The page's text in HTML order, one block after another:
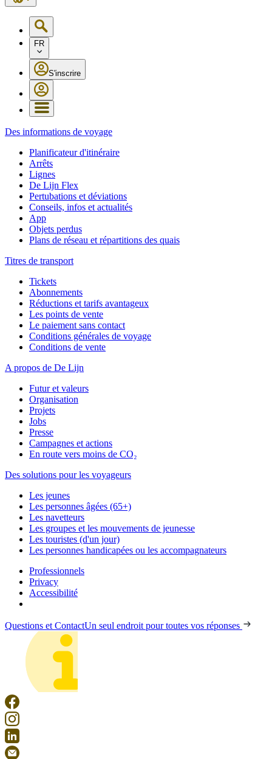
FR
S'inscrire
Des informations de voyage
Planificateur d'itinéraire
Arrêts
Lignes
De Lijn Flex
Pertubations et déviations
Conseils, infos et actualités
App
Objets perdus
Plans de réseau et répartitions des quais
Titres de transport
Tickets
Abonnements
Réductions et tarifs avantageux
Les points de vente
Le paiement sans contact
Conditions générales de voyage
Conditions de vente
A propos de De Lijn
Futur et valeurs
Organisation
Projets
Jobs
Presse
Campagnes et actions
En route vers moins de CO₂
Des solutions pour les voyageurs
Les jeunes
Les personnes âgées (65+)
Les navetteurs
Les groupes et les mouvements de jeunesse
Les touristes (d'un jour)
Les personnes handicapées ou les accompagnateurs
Professionnels
Privacy
Accessibilité
Questions et ContactUn seul endroit pour toutes vos réponses